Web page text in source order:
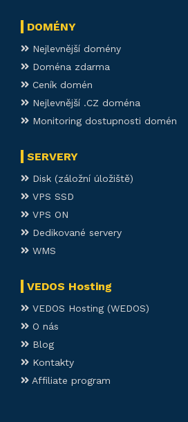
DOMÉNY
Nejlevnější domény
Doména zdarma
Ceník domén
Nejlevnější .CZ doména
Monitoring dostupnosti domén
SERVERY
Disk (záložní úložiště)
VPS SSD
VPS ON
Dedikované servery
WMS
VEDOS Hosting
VEDOS Hosting (WEDOS)
O nás
Blog
Kontakty
Affiliate program